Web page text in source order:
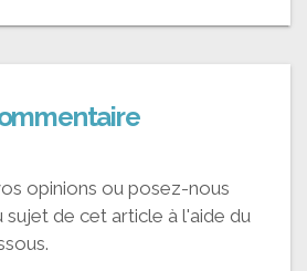
opinions ou posez-nous
sujet de cet article à l'aide du